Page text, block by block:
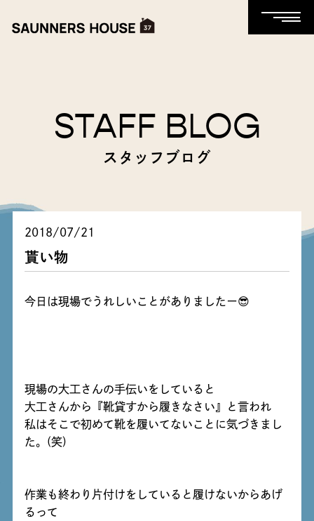
STAFF BLOG
スタッフブログ
2018/07/21
貰い物
今日は現場でうれしいことがありましたー😎
現場の大工さんの手伝いをしていると
大工さんから『靴貸すから履きなさい』と言われ
私はそこで初めて靴を履いてないことに気づきまし
た。(笑)
作業も終わり片付けをしていると履けないからあげ
るって